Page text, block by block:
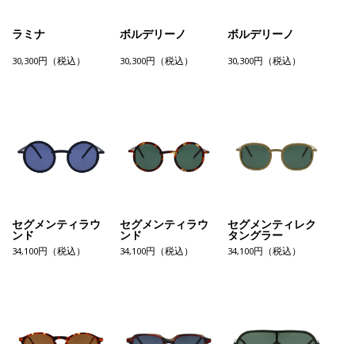
ラミナ
30,300円（税込）
ボルデリーノ
30,300円（税込）
ボルデリーノ
30,300円（税込）
セグメンティラウ
ンド
34,100円（税込）
セグメンティラウ
ンド
34,100円（税込）
セグメンティレク
タングラー
34,100円（税込）